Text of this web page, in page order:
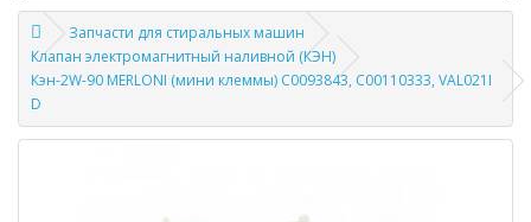
Запчасти для стиральных машин
Клапан электромагнитный наливной (КЭН)
Кэн-2W-90 MERLONI (мини клеммы) С0093843, С00110333, VAL021I
D